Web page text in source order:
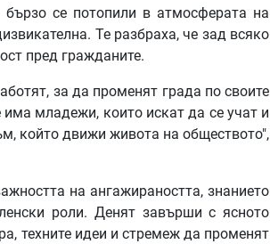
се потопили в атмосферата на
Те разбраха, че зад всяко
пред гражданите.
за да променят града по своите
младежи, които искат да се учат и
който движи живота на обществото",
на ангажираността, знанието
роли. Денят завърши с ясното
техните идеи и стремеж да променят